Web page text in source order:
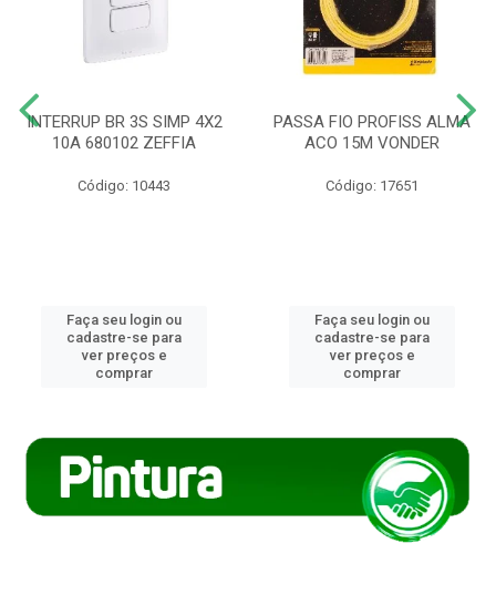
INTERRUP BR 3S SIMP 4X2
10A 680102 ZEFFIA
Código: 10443
Faça seu login ou
cadastre-se para
ver preços e
comprar
PASSA FIO PROFISS ALMA
ACO 15M VONDER
Código: 17651
Faça seu login ou
cadastre-se para
ver preços e
comprar